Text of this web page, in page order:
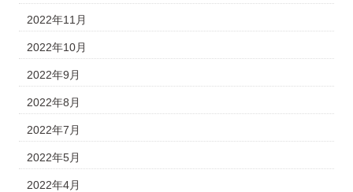
2022年11月
2022年10月
2022年9月
2022年8月
2022年7月
2022年5月
2022年4月